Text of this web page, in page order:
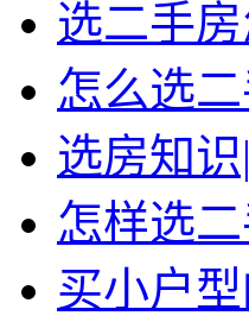
选二手房
怎么选二
选房知
怎样选
买小户